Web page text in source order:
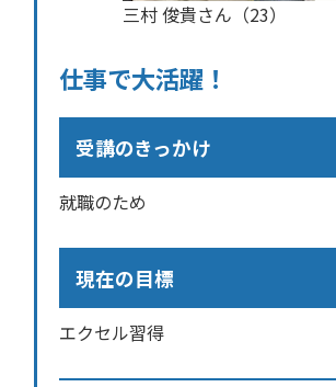
三村 俊貴さん（23）
仕事で大活躍！
受講のきっかけ
就職のため
現在の目標
エクセル習得